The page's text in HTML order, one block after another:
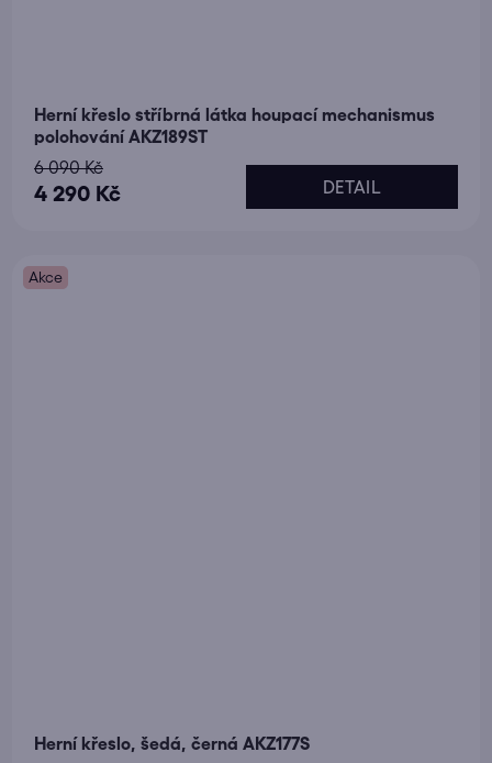
Herní křeslo stříbrná látka houpací mechanismus
polohování AKZ189ST
4 290 Kč
6 090 Kč
DETAIL
Akce
Herní křeslo, šedá, černá AKZ177S